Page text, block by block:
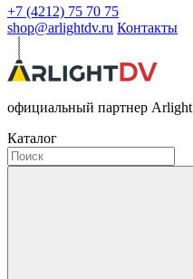
+7 (4212) 75 70 75
shop@arlightdv.ru Контакты
официальный партнер Arlight
Каталог